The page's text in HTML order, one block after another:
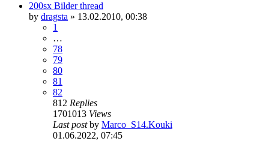
200sx Bilder thread
by dragsta » 13.02.2010, 00:38
1
…
78
79
80
81
82
812 Replies
1701013 Views
Last postby Marco_S14.Kouki
01.06.2022, 07:45